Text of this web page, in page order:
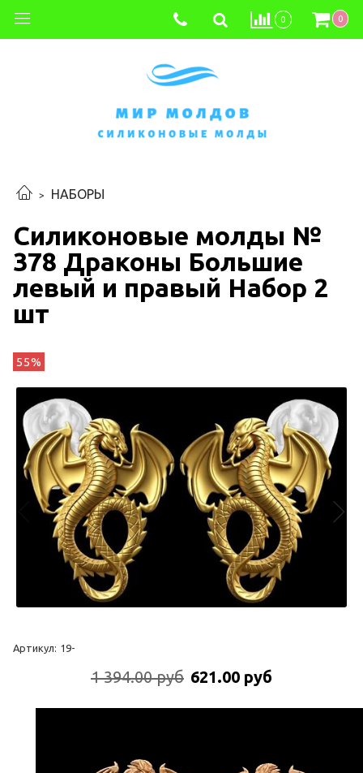
0 0
НАБОРЫ
Силиконовые молды №
378 Драконы Большие
левый и правый Набор 2
шт
55%
Артикул: 19-
1 394.00 руб 621.00 руб